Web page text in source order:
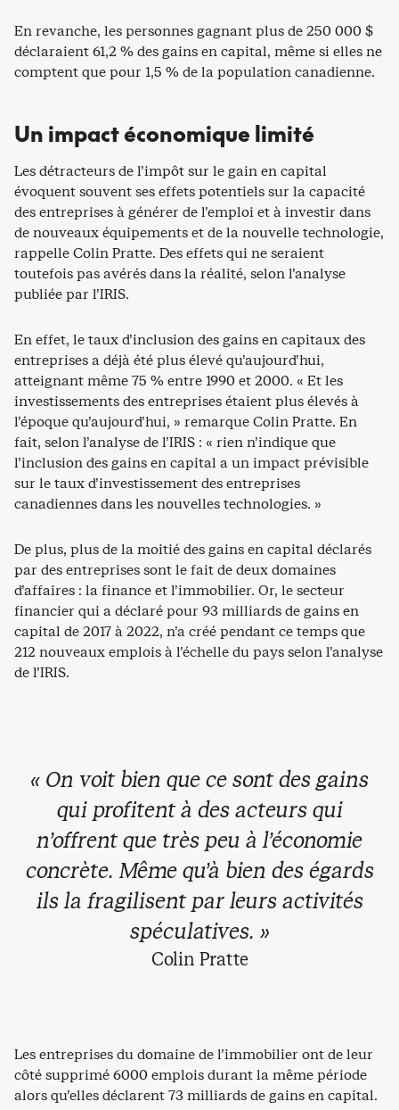
En revanche, les personnes gagnant plus de 250 000 $
déclaraient 61,2 % des gains en capital, même si elles ne
comptent que pour 1,5 % de la population canadienne.
Un impact économique limité
Les détracteurs de l’impôt sur le gain en capital
évoquent souvent ses effets potentiels sur la capacité
des entreprises à générer de l’emploi et à investir dans
de nouveaux équipements et de la nouvelle technologie,
rappelle Colin Pratte. Des effets qui ne seraient
toutefois pas avérés dans la réalité, selon l’analyse
publiée par l’IRIS.
En effet, le taux d’inclusion des gains en capitaux des
entreprises a déjà été plus élevé qu’aujourd’hui,
atteignant même 75 % entre 1990 et 2000. « Et les
investissements des entreprises étaient plus élevés à
l’époque qu’aujourd’hui, » remarque Colin Pratte. En
fait, selon l’analyse de l’IRIS : « rien n’indique que
l’inclusion des gains en capital a un impact prévisible
sur le taux d’investissement des entreprises
canadiennes dans les nouvelles technologies. »
De plus, plus de la moitié des gains en capital déclarés
par des entreprises sont le fait de deux domaines
d’affaires : la finance et l’immobilier. Or, le secteur
financier qui a déclaré pour 93 milliards de gains en
capital de 2017 à 2022, n’a créé pendant ce temps que
212 nouveaux emplois à l’échelle du pays selon l’analyse
de l’IRIS.
« On voit bien que ce sont des gains
qui profitent à des acteurs qui
n’offrent que très peu à l’économie
concrète. Même qu’à bien des égards
ils la fragilisent par leurs activités
spéculatives. »
Colin Pratte
Les entreprises du domaine de l’immobilier ont de leur
côté supprimé 6000 emplois durant la même période
alors qu’elles déclarent 73 milliards de gains en capital.